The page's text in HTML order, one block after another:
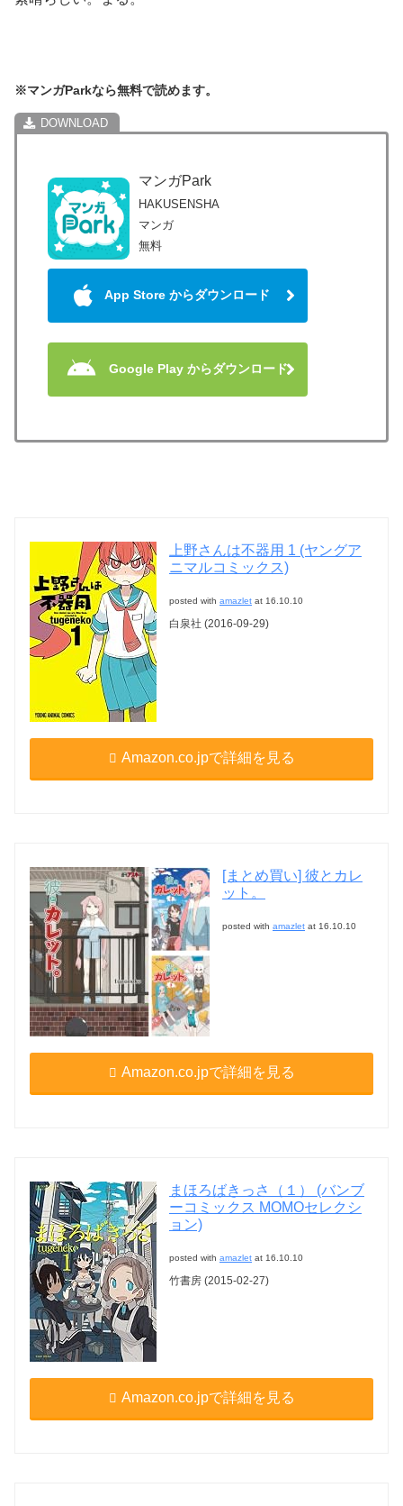
※マンガParkなら無料で読めます。
マンガPark
HAKUSENSHA
マンガ
無料
App Store からダウンロード
Google Play からダウンロード
上野さんは不器用 1 (ヤングア
ニマルコミックス)
posted with amazlet at 16.10.10
白泉社 (2016-09-29)
Amazon.co.jpで詳細を見る
[まとめ買い] 彼とカレ
ット。
posted with amazlet at 16.10.10
Amazon.co.jpで詳細を見る
まほろばきっさ（１） (バンブ
ーコミックス MOMOセレクシ
ョン)
posted with amazlet at 16.10.10
竹書房 (2015-02-27)
Amazon.co.jpで詳細を見る